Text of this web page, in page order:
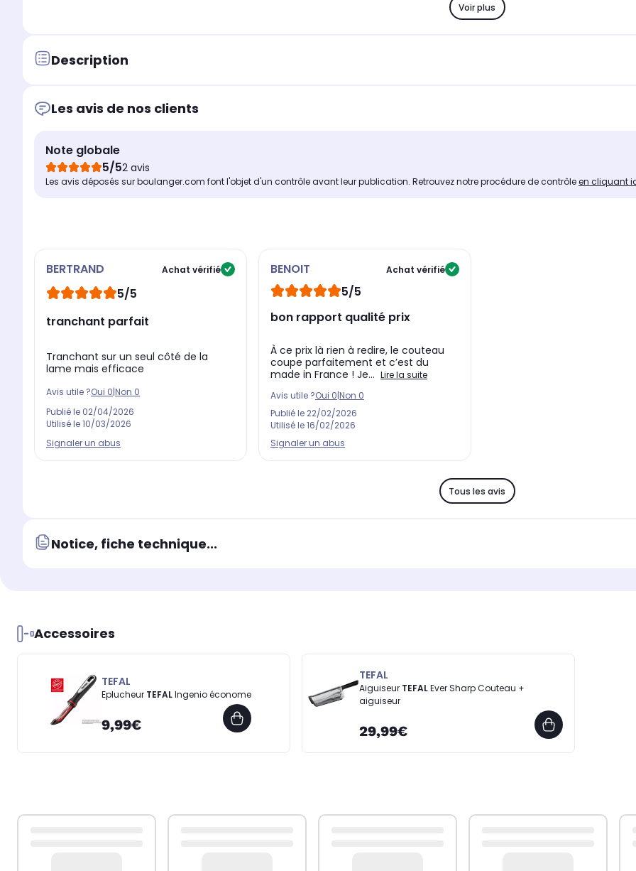
Voir plus
Description
Les avis de nos clients
Note globale
5/52 avis
Les avis déposés sur boulanger.com font l'objet d'un contrôle avant leur publication. Retrouvez notre procédure de contrôleen cliquant
BERTRAND Achat vérifié
5/5
tranchant parfait
Tranchant sur un seul côté de la
lame mais efficace
Avis utile ?Oui 0|Non 0
Publié le 02/04/2026
Utilisé le10/03/2026
Signaler un abus
BENOIT Achat vérifié
5/5
bon rapport qualité prix
À ce prix là rien à redire, le couteau
coupe parfaitement et c’est du
made in France ! Je... Lire la suite
Avis utile ?Oui 0|Non 0
Publié le 22/02/2026
Utilisé le16/02/2026
Signaler un abus
Tous les avis
Notice, fiche technique...
Accessoires
TEFAL
Eplucheur TEFALIngenio économe
9,99€
TEFAL
Aiguiseur TEFAL
aiguiseur
29,99€